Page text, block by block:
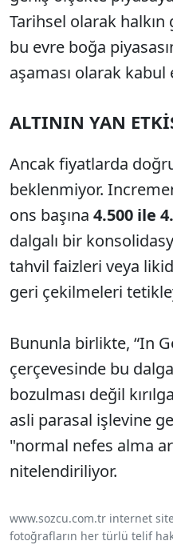
Tarihsel olarak halkın
bu evre boğa
aşaması olarak kabul
ALTININ YAN
Ancak fiyatlarda
beklenmiyor.
ons başına 4.500 ile
dalgalı bir
tahvil faizleri veya
geri çekilmeleri
Bununla birlikte, “In
çerçevesinde bu
bozulması değil
asli parasal işlevine
"normal nefes alma
nitelendiriliyor.
www.sozcu.com.tr internet
fotoğrafların her türlü telif